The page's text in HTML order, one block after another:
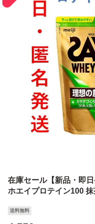
在庫セール【新品・即
ホエイプロテイン100
送料無料